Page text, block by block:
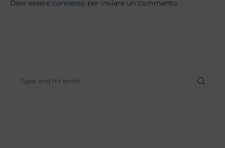
Devi essere connesso per inviare un commento.